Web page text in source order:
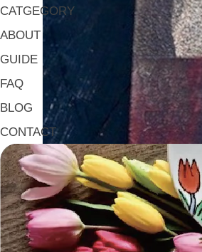
CATGEGORY
ABOUT
GUIDE
FAQ
BLOG
CONTACT